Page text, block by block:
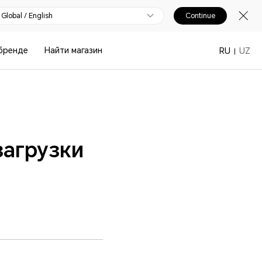
Global / English Continue
Найти магазин RU UZ